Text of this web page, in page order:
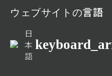
ウェブサイトの言語
日
本
語